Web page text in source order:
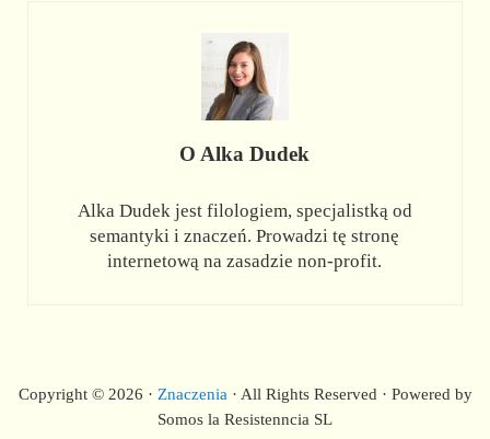
O Alka Dudek
Alka Dudek jest filologiem, specjalistką od
semantyki i znaczeń. Prowadzi tę stronę
internetową na zasadzie non-profit.
Copyright © 2026 · Znaczenia · All Rights Reserved · Powered by
Somos la Resistenncia SL